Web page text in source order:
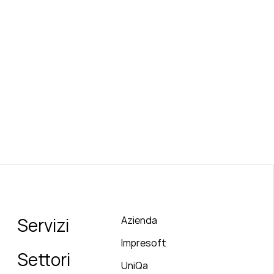
Servizi
Settori
Azienda
Impresoft
UniQa